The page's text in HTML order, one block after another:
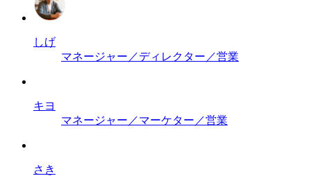
しげ
マネージャー／ディレクター／営業
キヨ
マネージャー／マーケター／営業
さき